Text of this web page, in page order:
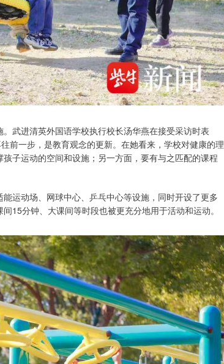
武进清英外国语学校执行校长汤华燕在接受采访时表
前一步，是教育观念的更新。在她看来，学校对健康的理
子运动的空间和设施；另一方面，要有与之匹配的课程
运动场、网球中心、乒乓中心等设施，同时开设了更多
15分钟、大课间等时段也被更充分地用于活动和运动。